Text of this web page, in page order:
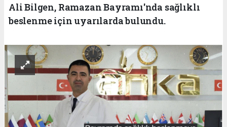
Ali Bilgen, Ramazan Bayramı'nda sağlıklı
beslenme için uyarılarda bulundu.